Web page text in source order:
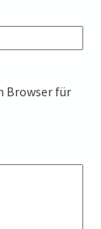
Browser für